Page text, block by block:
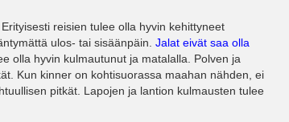
reisien tulee olla hyvin kehittyneet
ulos- tai sisäänpäin. Jalat eivät saa olla
olla hyvin kulmautunut ja matalalla. Polven ja
Kun kinner on kohtisuorassa maahan nähden, ei
pitkät. Lapojen ja lantion kulmausten tulee